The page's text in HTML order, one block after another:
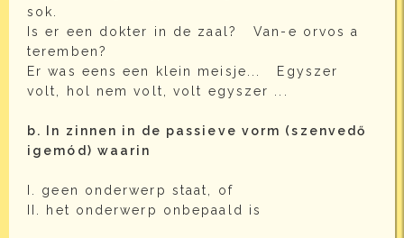
sok.
Is er een dokter in de zaal? Van-e orvos a
teremben?
Er was eens een klein meisje... Egyszer
volt, hol nem volt, volt egyszer ...
b. In zinnen in de passieve vorm (szenvedő
igemód) waarin
I. geen onderwerp staat, of
II. het onderwerp onbepaald is